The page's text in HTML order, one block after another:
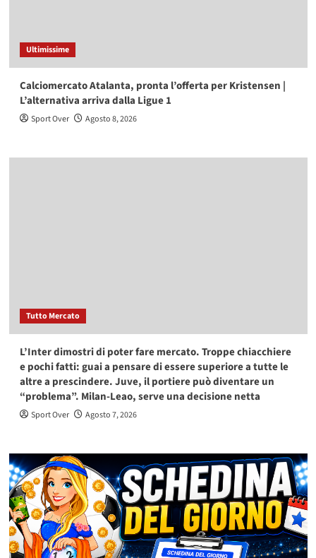
Ultimissime
Calciomercato Atalanta, pronta l’offerta per Kristensen |
L’alternativa arriva dalla Ligue 1
Sport Over Agosto 8, 2026
Tutto Mercato
L’Inter dimostri di poter fare mercato. Troppe chiacchiere
e pochi fatti: guai a pensare di essere superiore a tutte le
altre a prescindere. Juve, il portiere può diventare un
“problema”. Milan-Leao, serve una decisione netta
Sport Over Agosto 7, 2026